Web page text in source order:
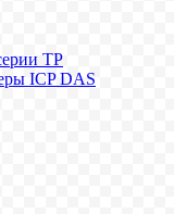
TP
ICP DAS